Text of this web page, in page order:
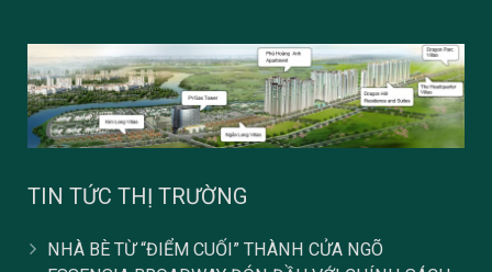
TIN TỨC THỊ TRƯỜNG
NHÀ BÈ TỪ “ĐIỂM CUỐI” THÀNH CỬA NGÕ